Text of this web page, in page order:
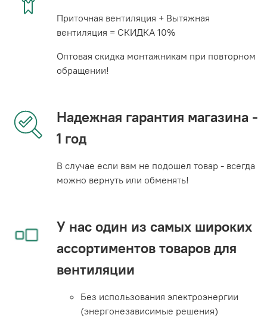
Приточная вентиляция + Вытяжная
вентиляция = СКИДКА 10%
Оптовая скидка монтажникам при повторном
обращении!
Надежная гарантия магазина -
1 год
В случае если вам не подошел товар - всегда
можно вернуть или обменять!
У нас один из самых широких
ассортиментов товаров для
вентиляции
Без использования электроэнергии
(энергонезависимые решения)